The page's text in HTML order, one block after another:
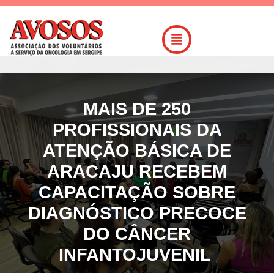
MAIS DE 250
PROFISSIONAIS DA
ATENÇÃO BÁSICA DE
ARACAJU RECEBEM
CAPACITAÇÃO SOBRE
DIAGNÓSTICO PRECOCE
DO CÂNCER
INFANTOJUVENIL